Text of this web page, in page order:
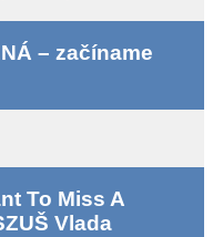
– začíname
To Miss A
Vlada